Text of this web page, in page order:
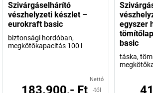
Szivárgáselhárító
vészhelyzeti készlet –
eurokraft basic
biztonsági hordóban,
megkötőkapacitás 100 l
Nettó
183.900,- Ft -tól
egyszer
basic
táska,